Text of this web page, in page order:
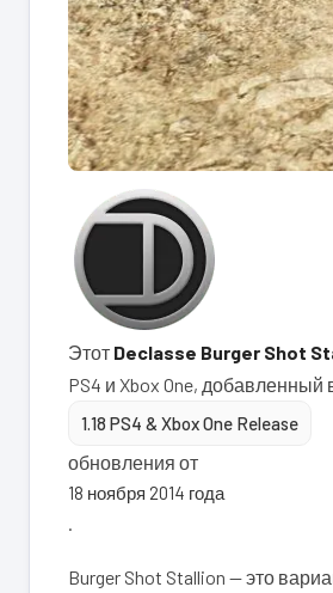
Этот Declasse Burger Shot
PS4 и Xbox One, добавленный
1.18 PS4 & Xbox One Release
обновления от
18 ноября 2014 года
.
Burger Shot Stallion — это